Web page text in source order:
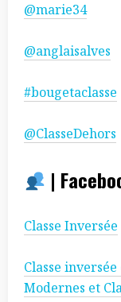
@marie34
@anglaisalves
#bougetaclasse
@ClasseDehors
|
Classe Inversée
Classe
Modernes et